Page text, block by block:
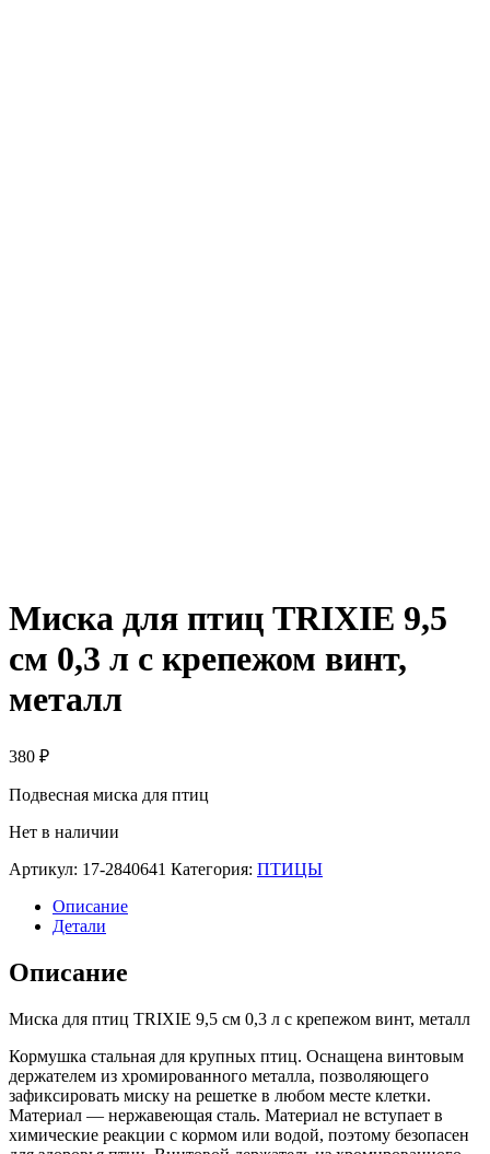
Миска для птиц TRIXIE 9,5
см 0,3 л с крепежом винт,
металл
380 ₽
Подвесная миска для птиц
Нет в наличии
Артикул: 17-2840641 Категория: ПТИЦЫ
Описание
Детали
Описание
Миска для птиц TRIXIE 9,5 см 0,3 л с крепежом винт, металл
Кормушка стальная для крупных птиц. Оснащена винтовым
держателем из хромированного металла, позволяющего
зафиксировать миску на решетке в любом месте клетки.
Материал — нержавеющая сталь. Материал не вступает в
химические реакции с кормом или водой, поэтому безопасен